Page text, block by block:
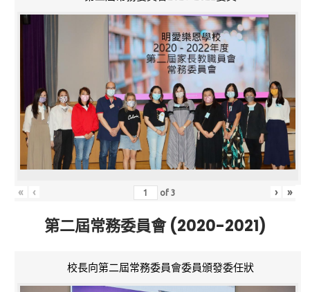
« ‹ of3 › »
第二屆常務委員會 (2020-2021)
校長向第二屆常務委員會委員頒發委任狀